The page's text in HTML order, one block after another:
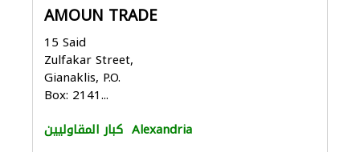
AMOUN TRADE
15 Said
Zulfakar Street,
Gianaklis, P.O.
Box: 2141...
كبار المقاوليين Alexandria